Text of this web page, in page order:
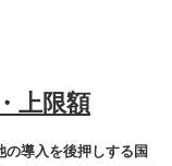
上限額
の導入を後押しする国